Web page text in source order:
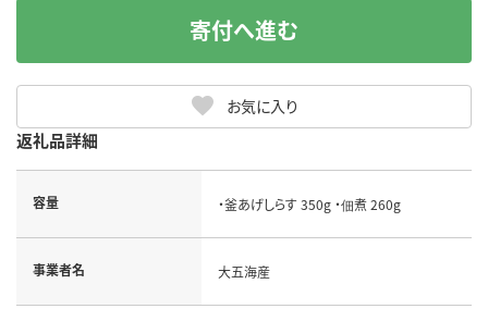
お気に入り
寄付へ進む
返礼品詳細
容量 ・釜あげしらす 350g ・佃煮 260g
事業者名 大五海産